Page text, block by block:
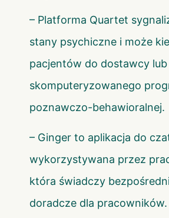
– Platforma Quartet
stany psychiczne i może
pacjentów do dostawcy lub
skomputeryzowanego
poznawczo-behawioralnej.
– Ginger to aplikacja do
wykorzystywana przez
która świadczy
doradcze dla